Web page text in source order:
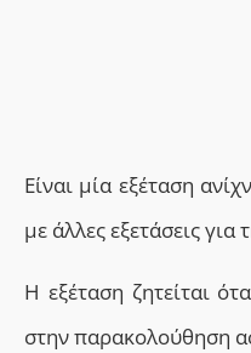
Eίναι μία εξέταση
με άλλες εξετάσεις
Η εξέταση ζητείται
στην παρακολούθηση